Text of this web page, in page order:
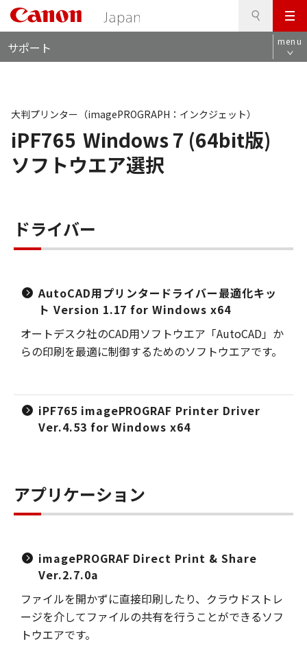
メ
ニ
ュ
サポート menu
iPF765 Windows 7 (64bit版)
ソフトウエア選択
大判プリンター（imagePROGRAPH：インクジェット）
ドライバー
AutoCAD用プリンタードライバー最適化キッ
ト Version 1.17 for Windows x64
オートデスク社のCAD用ソフトウエア「AutoCAD」か
らの印刷を最適に制御するためのソフトウエアです。
iPF765 imagePROGRAF Printer Driver
Ver.4.53 for Windows x64
アプリケーション
imagePROGRAF Direct Print & Share
Ver.2.7.0a
ファイルを開かずに直接印刷したり、クラウドストレ
ージを介してファイルの共有を行うことができるソフ
トウエアです。